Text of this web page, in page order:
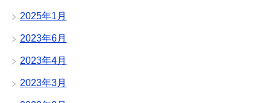
2025年1月
2023年6月
2023年4月
2023年3月